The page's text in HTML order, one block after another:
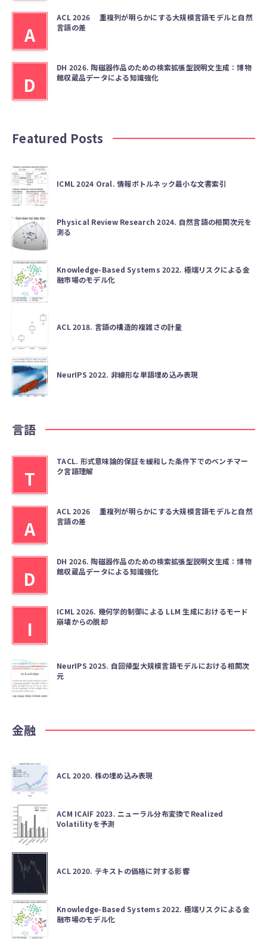
A
ACL 2026 重複列が明らかにする大規模言語モデルと自然
言語の差
D
DH 2026. 陶磁器作品のための検索拡張型説明文生成：博物
館収蔵品データによる知識強化
Featured Posts
ICML 2024 Oral. 情報ボトルネック最小な文書索引
Physical Review Research 2024. 自然言語の相関次元を
測る
Knowledge-Based Systems 2022. 極端リスクによる金
融市場のモデル化
ACL 2018. 言語の構造的複雑さの計量
NeurIPS 2022. 非線形な単語埋め込み表現
言語
T
TACL. 形式意味論的保証を緩和した条件下でのベンチマー
ク言語理解
A
ACL 2026 重複列が明らかにする大規模言語モデルと自然
言語の差
D
DH 2026. 陶磁器作品のための検索拡張型説明文生成：博物
館収蔵品データによる知識強化
I
ICML 2026. 幾何学的制御による LLM 生成におけるモード
崩壊からの脱却
NeurIPS 2025. 自回帰型大規模言語モデルにおける相関次
元
金融
ACL 2020. 株の埋め込み表現
ACM ICAIF 2023. ニューラル分布変換でRealized
Volatilityを予測
ACL 2020. テキストの価格に対する影響
Knowledge-Based Systems 2022. 極端リスクによる金
融市場のモデル化